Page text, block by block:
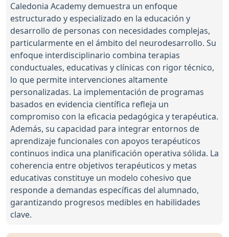
Caledonia Academy demuestra un enfoque
estructurado y especializado en la educación y
desarrollo de personas con necesidades complejas,
particularmente en el ámbito del neurodesarrollo. Su
enfoque interdisciplinario combina terapias
conductuales, educativas y clínicas con rigor técnico,
lo que permite intervenciones altamente
personalizadas. La implementación de programas
basados en evidencia científica refleja un
compromiso con la eficacia pedagógica y terapéutica.
Además, su capacidad para integrar entornos de
aprendizaje funcionales con apoyos terapéuticos
continuos indica una planificación operativa sólida. La
coherencia entre objetivos terapéuticos y metas
educativas constituye un modelo cohesivo que
responde a demandas específicas del alumnado,
garantizando progresos medibles en habilidades
clave.